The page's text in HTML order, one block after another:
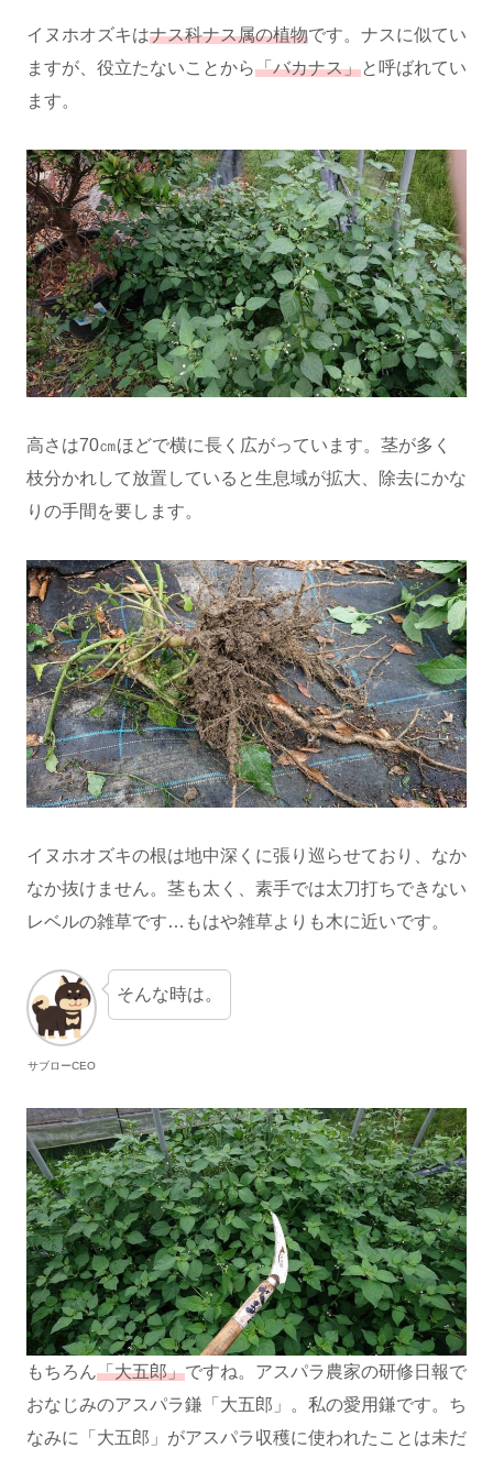
イヌホオズキはナス科ナス属の植物です。ナスに似てい
ますが、役立たないことから「バカナス」と呼ばれてい
ます。
高さは70㎝ほどで横に長く広がっています。茎が多く
枝分かれして放置していると生息域が拡大、除去にかな
りの手間を要します。
イヌホオズキの根は地中深くに張り巡らせており、なか
なか抜けません。茎も太く、素手では太刀打ちできない
レベルの雑草です…もはや雑草よりも木に近いです。
サブローCEO
そんな時は。
もちろん「大五郎」ですね。アスパラ農家の研修日報で
おなじみのアスパラ鎌「大五郎」。私の愛用鎌です。ち
なみに「大五郎」がアスパラ収穫に使われたことは未だ